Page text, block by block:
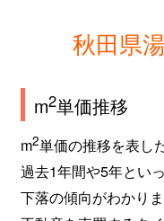
秋田県
m2単価推移
m2単価の推移を表し
過去1年間や5年とい
下落の傾向がわかりま